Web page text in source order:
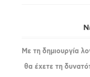
Με τη δημιουργία
θα έχετε τη